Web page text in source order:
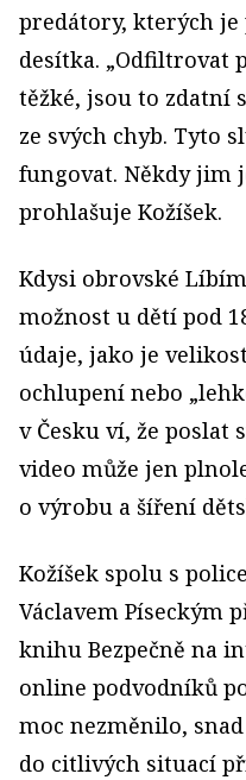
predátory, kterých
desítka. „Odfiltrovat
těžké, jsou to zdatní
ze svých chyb. Tyto
fungovat. Někdy jim
prohlašuje Kožíšek.
Kdysi obrovské
možnost u dětí pod
údaje, jako je
ochlupení nebo
v Česku ví, že poslat
video může jen
o výrobu a šíření
Kožíšek spolu s
Václavem Píseckým
knihu Bezpečně na
online podvodníků
moc nezměnilo,
do citlivých situací